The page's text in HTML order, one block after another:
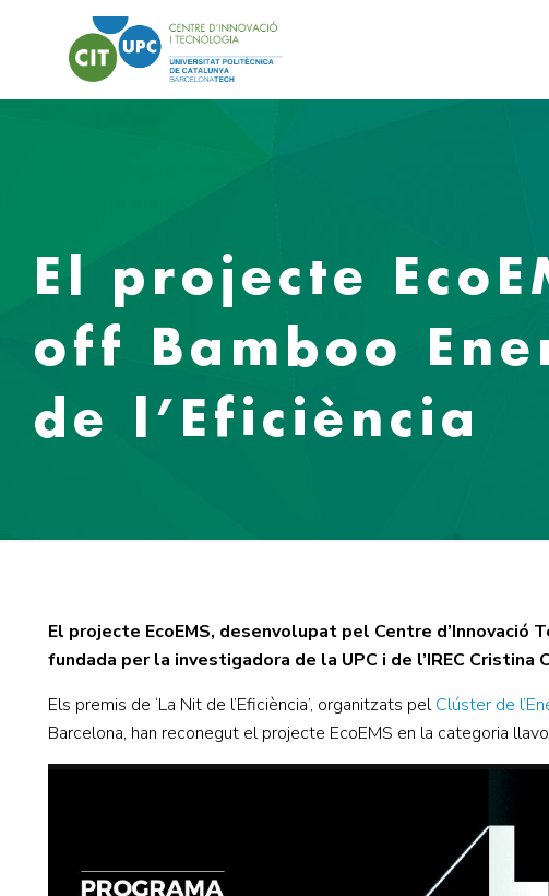
El projecte
off Bamboo
de l’Eficiència
El projecte EcoEMS, desenvolupat pel Centre d’Innovació
fundada per la investigadora de la UPC i de l’IREC Cristina
Els premis de ‘La Nit de l’Eficiència’, organitzats pelClúster de
Barcelona, han reconegut el projecte EcoEMS en la categoria